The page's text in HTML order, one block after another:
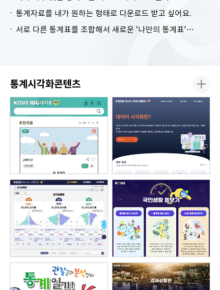
통계자료를 내가 원하는 형태로 다운로드 받고 싶어요.
서로 다른 통계표를 조합해서 새로운 '나만의 통계표'를 만들고 싶어요.
통계시각화콘텐츠